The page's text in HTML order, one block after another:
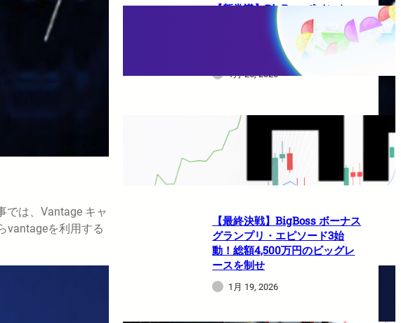
では、Vantage キャ
vantageを利用する
【新常識】BigBossポイント
（BBP）を使い倒せ！取引のた
びに還元される豪華特典のすべ
1月 26, 2026
HFMは日本人でも使えますか？
1月 21, 2026
【最終決戦】BigBoss ボーナス
グランプリ・エピソード3始
動！総額4,500万円のビッグレ
ースを制せ
1月 19, 2026